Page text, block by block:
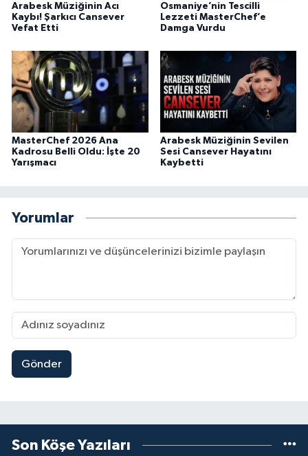
Arabesk Müziğinin Acı
Kaybı! Şarkıcı Cansever
Vefat Etti
Osmaniye’nin Tescilli
Lezzeti MasterChef’e
Damga Vurdu
MasterChef 2026 Ana
Kadrosu Belli Oldu: İşte 20
Yarışmacı
Arabesk Müziğinin Sevilen
Sesi Cansever Hayatını
Kaybetti
Yorumlar
Gönder
Son Köşe Yazıları